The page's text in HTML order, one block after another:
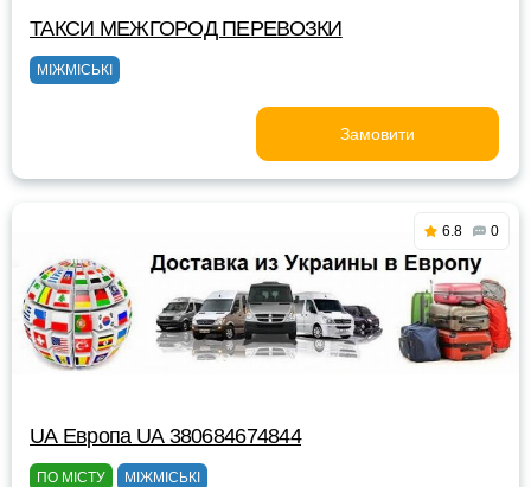
ТАКСИ МЕЖГОРОД ПЕРЕВОЗКИ
МІЖМІСЬКІ
Замовити
6.8 0
UА Европа UА 380684674844
ПО МІСТУ МІЖМІСЬКІ